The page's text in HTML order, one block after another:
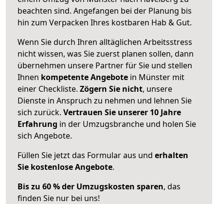
beachten sind. Angefangen bei der Planung bis
hin zum Verpacken Ihres kostbaren Hab & Gut.
Wenn Sie durch Ihren alltäglichen Arbeitsstress
nicht wissen, was Sie zuerst planen sollen, dann
übernehmen unsere Partner für Sie und stellen
Ihnen kompetente Angebote in Münster mit
einer Checkliste. Zögern Sie nicht, unsere
Dienste in Anspruch zu nehmen und lehnen Sie
sich zurück. Vertrauen Sie unserer 10 Jahre
Erfahrung in der Umzugsbranche und holen Sie
sich Angebote.
Füllen Sie jetzt das Formular aus und erhalten
Sie kostenlose Angebote.
Bis zu 60 % der Umzugskosten sparen, das
finden Sie nur bei uns!